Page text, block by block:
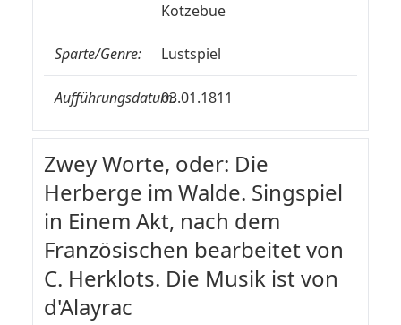
Kotzebue
Sparte/Genre: Lustspiel
Aufführungsdatum:03.01.1811
Zwey Worte, oder: Die
Herberge im Walde. Singspiel
in Einem Akt, nach dem
Französischen bearbeitet von
C. Herklots. Die Musik ist von
d'Alayrac